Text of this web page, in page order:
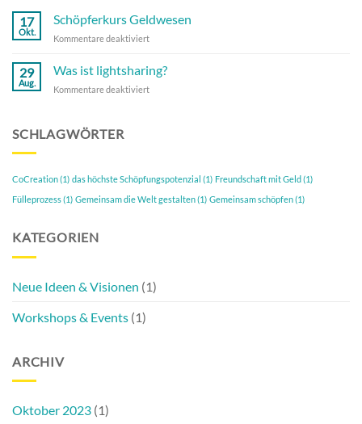
17
Okt.
Schöpferkurs Geldwesen
Kommentare deaktiviertfür
Geldwesen
29
Aug.
Was ist lightsharing?
Kommentare deaktiviertfür
SCHLAGWÖRTER
CoCreation(1) das höchste Schöpfungspotenzial (1) Freundschaft mit Geld (1)
Fülleprozess(1) Gemeinsam die Welt gestalten(1) Gemeinsam schöpfen(1)
KATEGORIEN
Neue Ideen & Visionen (1)
Workshops & Events (1)
ARCHIV
Oktober 2023 (1)